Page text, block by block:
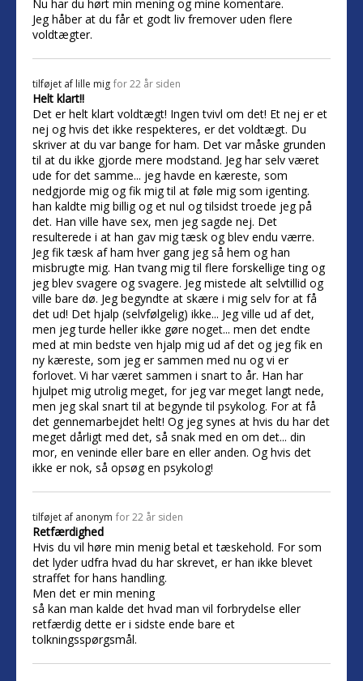
Nu har du hørt min mening og mine komentare.
Jeg håber at du får et godt liv fremover uden flere
voldtægter.
tilføjet af lille mig for 22 år siden
Helt klart!!
Det er helt klart voldtægt! Ingen tvivl om det! Et nej er et
nej og hvis det ikke respekteres, er det voldtægt. Du
skriver at du var bange for ham. Det var måske grunden
til at du ikke gjorde mere modstand. Jeg har selv været
ude for det samme... jeg havde en kæreste, som
nedgjorde mig og fik mig til at føle mig som igenting.
han kaldte mig billig og et nul og tilsidst troede jeg på
det. Han ville have sex, men jeg sagde nej. Det
resulterede i at han gav mig tæsk og blev endu værre.
Jeg fik tæsk af ham hver gang jeg så hem og han
misbrugte mig. Han tvang mig til flere forskellige ting og
jeg blev svagere og svagere. Jeg mistede alt selvtillid og
ville bare dø. Jeg begyndte at skære i mig selv for at få
det ud! Det hjalp (selvfølgelig) ikke... Jeg ville ud af det,
men jeg turde heller ikke gøre noget... men det endte
med at min bedste ven hjalp mig ud af det og jeg fik en
ny kæreste, som jeg er sammen med nu og vi er
forlovet. Vi har været sammen i snart to år. Han har
hjulpet mig utrolig meget, for jeg var meget langt nede,
men jeg skal snart til at begynde til psykolog. For at få
det gennemarbejdet helt! Og jeg synes at hvis du har det
meget dårligt med det, så snak med en om det... din
mor, en veninde eller bare en eller anden. Og hvis det
ikke er nok, så opsøg en psykolog!
tilføjet af anonym for 22 år siden
Retfærdighed
Hvis du vil høre min menig betal et tæskehold. For som
det lyder udfra hvad du har skrevet, er han ikke blevet
straffet for hans handling.
Men det er min mening
så kan man kalde det hvad man vil forbrydelse eller
retfærdig dette er i sidste ende bare et
tolkningsspørgsmål.